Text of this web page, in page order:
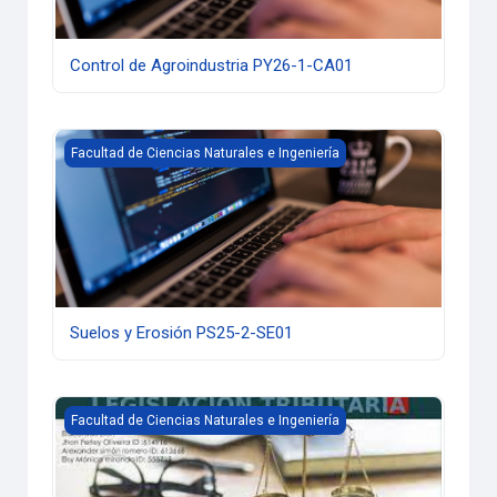
Control de Agroindustria PY26-1-CA01
Suelos y Erosión PS25-2-SE01
Facultad de Ciencias Naturales e Ingeniería
Suelos y Erosión PS25-2-SE01
Legislación Tributaria PS26-1-LT01
Facultad de Ciencias Naturales e Ingeniería